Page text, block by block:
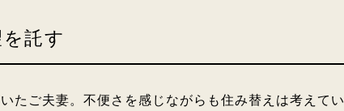
託す
たご夫妻。不便さを感じながらも住み替えは考えてい